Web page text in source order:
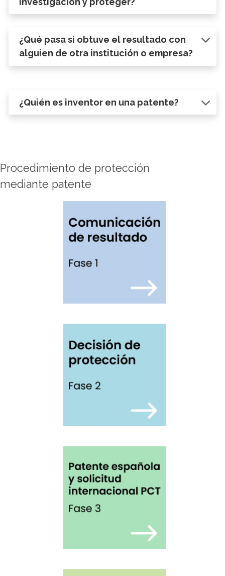
¿Qué pasa si obtuve el resultado con
alguien de otra institución o empresa?
¿Quién es inventor en una patente?
Procedimiento de protección
mediante patente